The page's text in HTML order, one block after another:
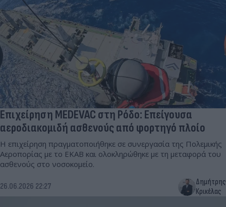
Επιχείρηση MEDEVAC στη Ρόδο: Επείγουσα
αεροδιακομιδή ασθενούς από φορτηγό πλοίο
Η επιχείρηση πραγματοποιήθηκε σε συνεργασία της Πολεμικής
Αεροπορίας με το ΕΚΑΒ και ολοκληρώθηκε με τη μεταφορά του
ασθενούς στο νοσοκομείο.
26.06.2026 22:27
Δημήτρης
Κρικέλας